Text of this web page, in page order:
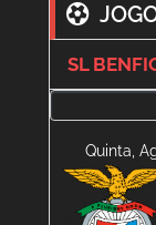
SL
Quinta,